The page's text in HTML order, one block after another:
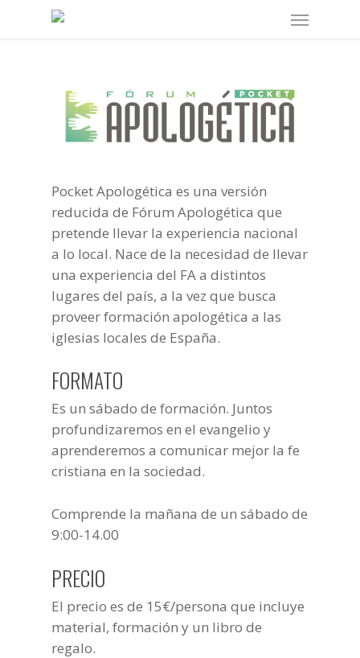
Menu
Pocket Apologética es una versión
reducida de Fórum Apologética que
pretende llevar la experiencia nacional
a lo local. Nace de la necesidad de llevar
una experiencia del FA a distintos
lugares del país, a la vez que busca
proveer formación apologética a las
iglesias locales de España.
FORMATO
Es un sábado de formación. Juntos
profundizaremos en el evangelio y
aprenderemos a comunicar mejor la fe
cristiana en la sociedad.
Comprende la mañana de un sábado de
9:00-14.00
PRECIO
El precio es de 15€/persona que incluye
material, formación y un libro de
regalo.